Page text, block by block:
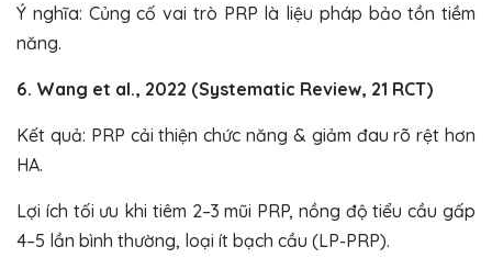
Ý nghĩa: Củng cố vai trò PRP là liệu pháp bảo tồn tiềm
năng.
6. Wang et al., 2022 (Systematic Review, 21 RCT)
Kết quả: PRP cải thiện chức năng & giảm đau rõ rệt hơn
HA.
Lợi ích tối ưu khi tiêm 2–3 mũi PRP, nồng độ tiểu cầu gấp
4–5 lần bình thường, loại ít bạch cầu (LP-PRP).